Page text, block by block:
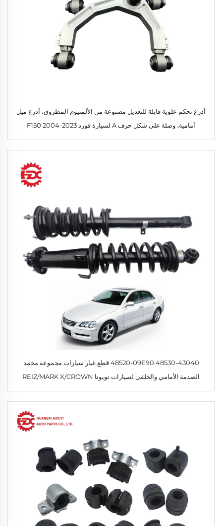
أذرع تحكم علوية قابلة للتعديل مصنوعة من الألمنيوم المطروق، أذرع ميل
أمامية، وصلة على شكل حرف A لسيارة فورد F150 2004-2023
48530-43040 48520-09E90 قطع غيار سيارات مجموعة مخمد
الصدمة الأمامي والخلفي لسيارات تويوتا REIZ/MARK X/CROWN